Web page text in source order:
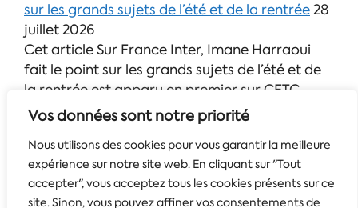
Vos données sont notre priorité
Nous utilisons des cookies pour vous garantir la meilleure
expérience sur notre site web. En cliquant sur "Tout
accepter", vous acceptez tous les cookies présents sur ce
site. Sinon, vous pouvez affiner vos consentements de
sur les grands sujets de l’été et de la rentrée28
juillet 2026
Cet article Sur France Inter, Imane Harraoui
fait le point sur les grands sujets de l’été et de
la rentrée est apparu en premier sur CFTC.
Découvrez le nouveau guide de lutte contre les
violences sexistes et sexuelles de la CFTC
24
juillet 2026
Cet article Découvrez le nouveau guide de
lutte contre les violences sexistes et sexuelles